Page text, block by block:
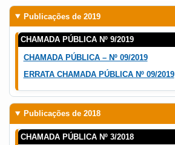
Publicações de 2019
CHAMADA PÚBLICA Nº 9/2019
CHAMADA PÚBLICA – Nº 09/2019
ERRATA CHAMADA PÚBLICA Nº 09/2019
Publicações de 2018
CHAMADA PÚBLICA Nº 3/2018